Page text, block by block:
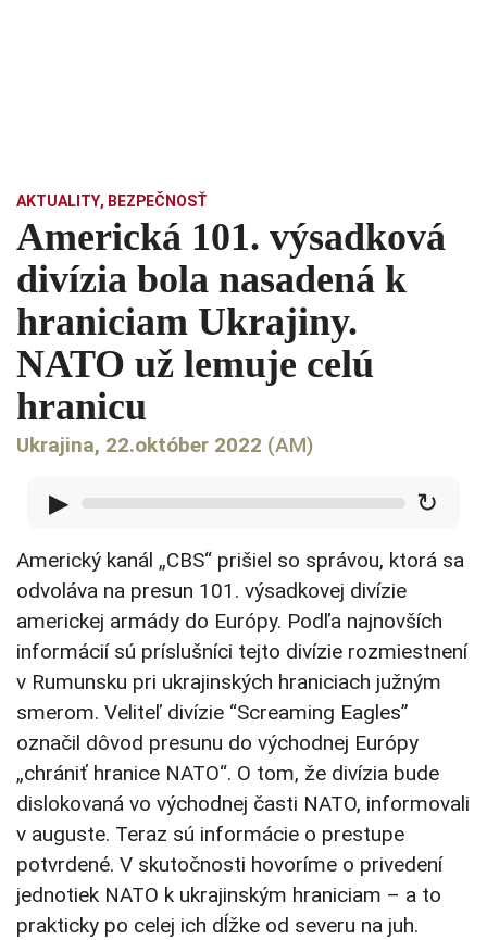
AKTUALITY, BEZPEČNOSŤ
Americká 101. výsadková
divízia bola nasadená k
hraniciam Ukrajiny.
NATO už lemuje celú
hranicu
Ukrajina, 22.október 2022 (AM)
▶ ↻
Americký kanál „CBS“ prišiel so správou, ktorá sa
odvoláva na presun 101. výsadkovej divízie
americkej armády do Európy. Podľa najnovších
informácií sú príslušníci tejto divízie rozmiestnení
v Rumunsku pri ukrajinských hraniciach južným
smerom. Veliteľ divízie “Screaming Eagles”
označil dôvod presunu do východnej Európy
„chrániť hranice NATO“. O tom, že divízia bude
dislokovaná vo východnej časti NATO, informovali
v auguste. Teraz sú informácie o prestupe
potvrdené. V skutočnosti hovoríme o privedení
jednotiek NATO k ukrajinským hraniciam – a to
prakticky po celej ich dĺžke od severu na juh.